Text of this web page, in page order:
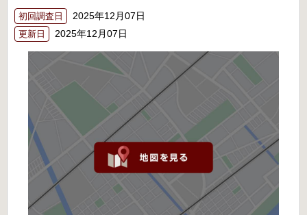
初回調査日 2025年12月07日
更新日 2025年12月07日